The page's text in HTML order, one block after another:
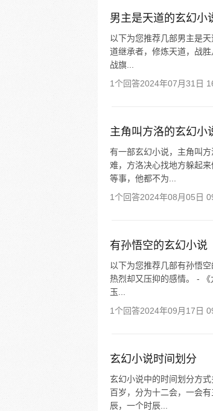
者！
男主是天道的玄幻小
以下为您推荐几部男主是
道继承者，修炼天道，战
战旗...
1个回答2024年07月31日
主角叫方洛的玄幻小
有一部玄幻小说，主角叫
难，方洛决心找地方躲起
等事，他都不为...
1个回答2024年08月05日
有孙悟空的玄幻小说
以下为您推荐几部有孙悟
热烈却又压抑的感情。 -
玉...
1个回答2024年09月17日
玄幻小说时间划分
玄幻小说中的时间划分方
百岁，分为十二会，一会
辰，一个时辰...